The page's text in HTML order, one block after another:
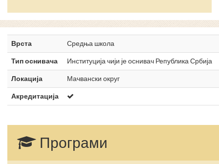
Врста
Средња школа
Тип оснивача
Институција чији је оснивач Република Србија
Локација
Мачвански округ
Акредитација
Програми